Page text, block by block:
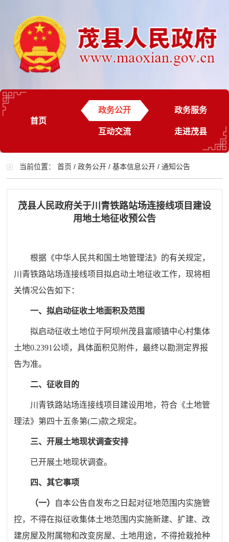
首页
政务公开 政务服务
互动交流 走进茂县
当前位置：首页 /政务公开 /基本信息公开 /通知公告
茂县人民政府关于川青铁路站场连接线项目建设
用地土地征收预公告
根据《中华人民共和国土地管理法》的有关规定，
川青铁路站场连接线项目拟启动土地征收工作，现将相
关情况公告如下：
一、拟启动征收土地面积及范围
拟启动征收土地位于阿坝州茂县富顺镇中心村集体
土地0.2391 公顷，具体面积见 附件，最终以勘测定界报
告为准。
二、征收目的
川青铁路站场连接线项目 建设用地，符合《土地管
理法》第四十五条第(二)款之规定。
三、开展土地现状调查安排
已开展土地现状调查。
四、其它事项
（一）
自本公告自发布之日起对征地范围内实施管
控，不得在拟征收集体土地范围内实施新建、扩建、改
建房屋及附属物和改变房屋、土地用途，不得抢栽抢种